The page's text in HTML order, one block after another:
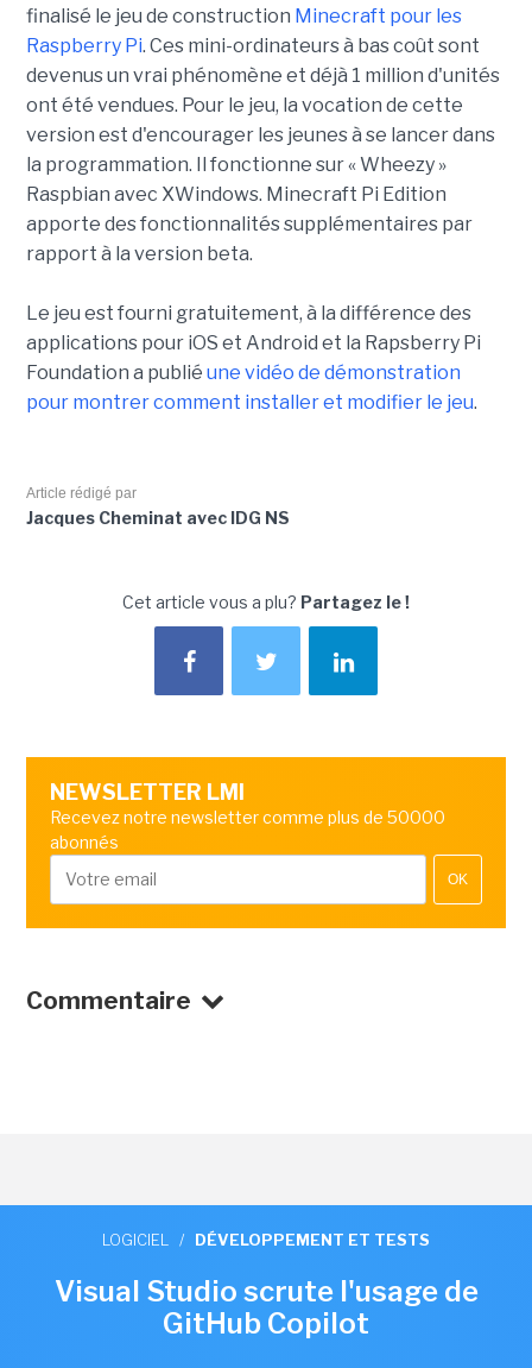
finalisé le jeu de construction Minecraft pour les
Raspberry Pi. Ces mini-ordinateurs à bas coût sont
devenus un vrai phénomène et déjà 1 million d'unités
ont été vendues. Pour le jeu, la vocation de cette
version est d'encourager les jeunes à se lancer dans
la programmation. Il fonctionne sur « Wheezy »
Raspbian avec XWindows. Minecraft Pi Edition
apporte des fonctionnalités supplémentaires par
rapport à la version beta.
Le jeu est fourni gratuitement, à la différence des
applications pour iOS et Android et la Rapsberry Pi
Foundation a publié une vidéo de démonstration
pour montrer comment installer et modifier le jeu.
Article rédigé par
Jacques Cheminat avec IDG NS
Cet article vous a plu? Partagez le !
NEWSLETTER LMI
Recevez notre newsletter comme plus de 50000
abonnés
OK
Commentaire
LOGICIEL / DÉVELOPPEMENT ET TESTS
Visual Studio scrute l'usage de
GitHub Copilot